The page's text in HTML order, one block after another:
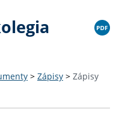
> Zápisy > Zápisy